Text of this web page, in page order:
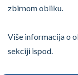
zbirnom obliku.
Više informacija o
sekciji ispod.